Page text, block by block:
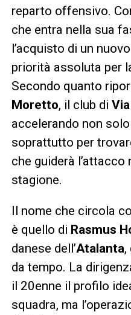
reparto offensivo.
che entra nella sua
l’acquisto di un
priorità assoluta per
Secondo quanto
Moretto, il club di
accelerando non
soprattutto per
che guiderà l’attacco
stagione.
Il nome che circola
è quello di Rasmus
danese dell’Atalanta,
da tempo. La
il 20enne il profilo
squadra, ma